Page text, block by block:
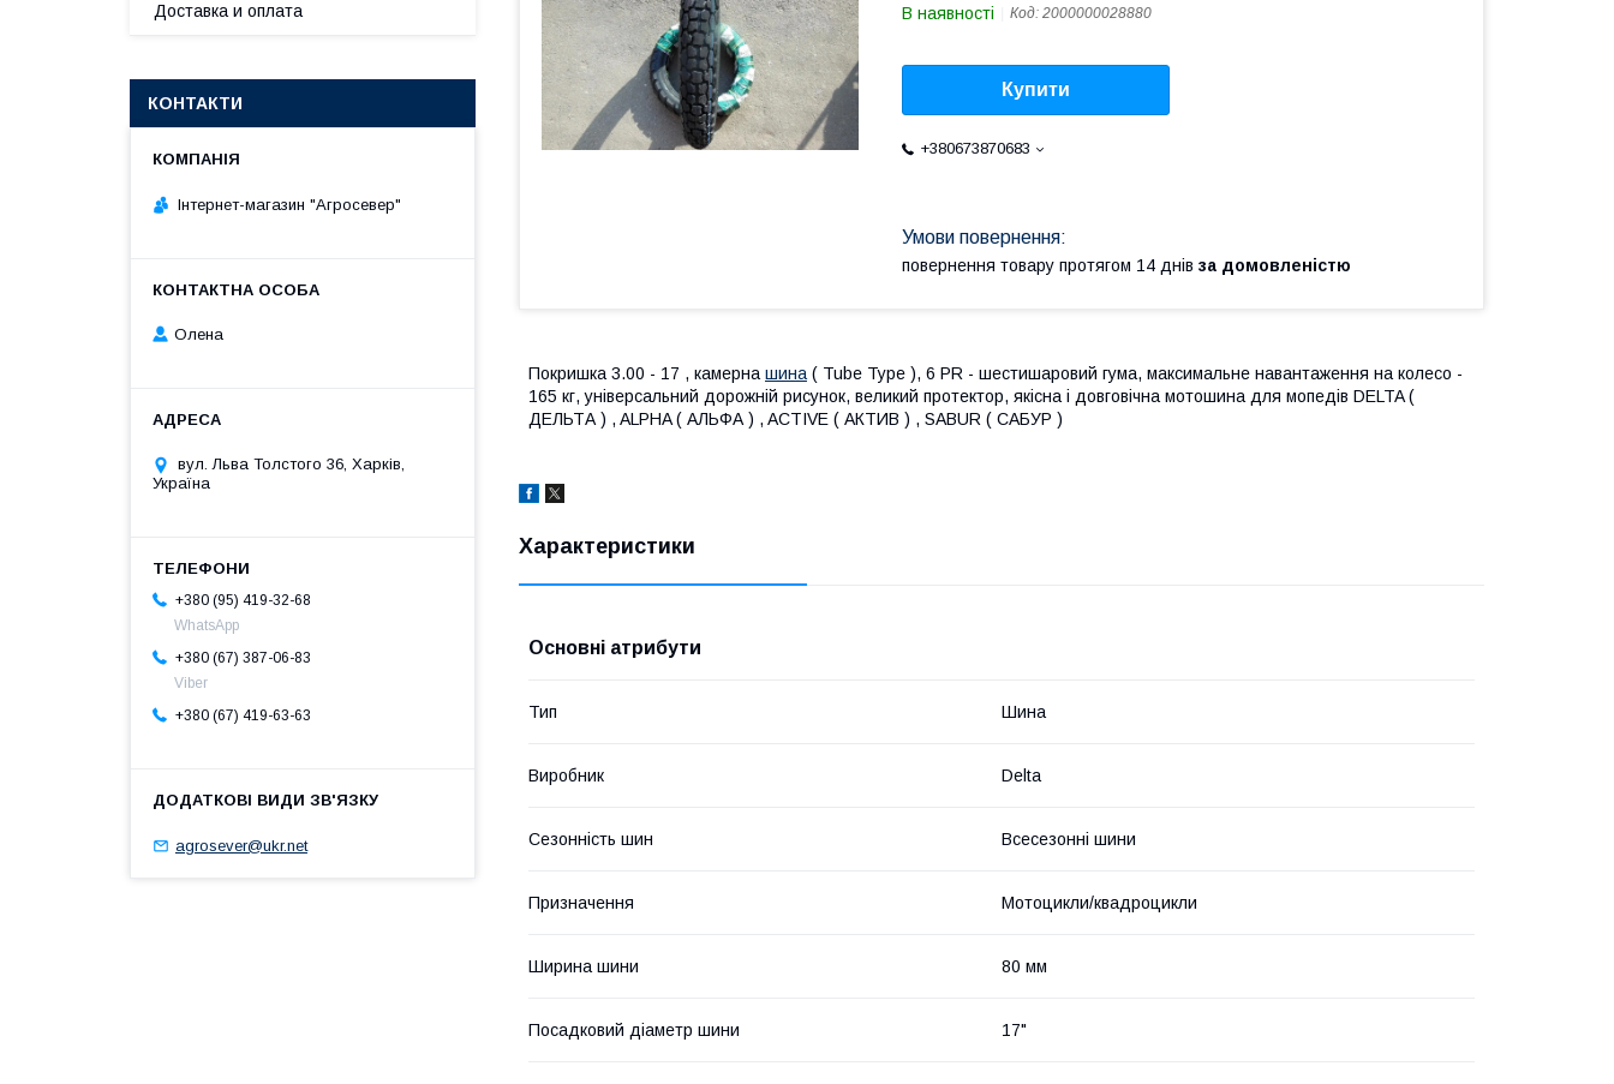
В наявності Код: 2000000028880
Купити
+380673870683
повернення товару протягом 14 днів за домовленістю
Покришка 3.00 - 17 , камерна шина ( Tube Type ), 6 PR - шестишаровий гума, максимальне навантаження на колесо -
165 кг, універсальний дорожній рисунок, великий протектор, якісна і довговічна мотошина для мопедів DELTA (
ДЕЛЬТА ) , ALPHA ( АЛЬФА ) , ACTIVE ( АКТИВ ) , SABUR ( САБУР )
Характеристики
Основні атрибути
Тип Шина
Виробник Delta
Сезонність шин Всесезонні шини
Призначення Мотоцикли/квадроцикли
Ширина шини 80 мм
Посадковий діаметр шини 17"
Доставка и оплата
КОНТАКТИ
Інтернет-магазин "Агросевер"
Олена
вул. Льва Толстого 36, Харків,
Україна
+380 (95) 419-32-68
WhatsApp
+380 (67) 387-06-83
Viber
+380 (67) 419-63-63
agrosever@ukr.net